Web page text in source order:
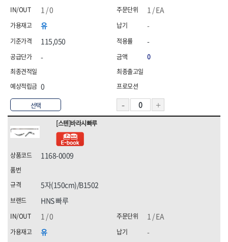
선택
1 / EA
유
115,050
-
0
1 / 0
-
-
0
[스텐]바라시빠루
1168-0009
HNS 빠루
1 / EA
유
5자(150cm)/B1502
1 / 0
-